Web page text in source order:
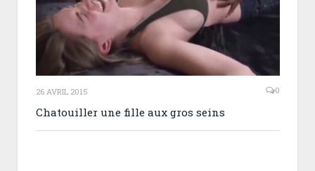
26 AVRIL 2015 0
Chatouiller une fille aux gros seins